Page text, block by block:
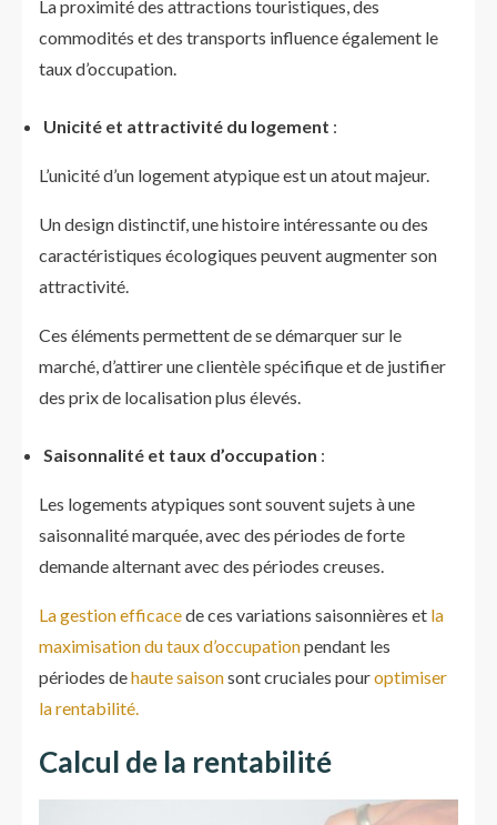
La proximité des attractions touristiques, des
commodités et des transports influence également le
taux d’occupation.
Unicité et attractivité du logement :
L’unicité d’un logement atypique est un atout majeur.
Un design distinctif, une histoire intéressante ou des
caractéristiques écologiques peuvent augmenter son
attractivité.
Ces éléments permettent de se démarquer sur le
marché, d’attirer une clientèle spécifique et de justifier
des prix de localisation plus élevés.
Saisonnalité et taux d’occupation :
Les logements atypiques sont souvent sujets à une
saisonnalité marquée, avec des périodes de forte
demande alternant avec des périodes creuses.
La gestion efficacede ces variations saisonnières et la
maximisation du taux d’occupationpendant les
périodes dehaute saisonsont cruciales pouroptimiser
la rentabilité.
Calcul de la rentabilité